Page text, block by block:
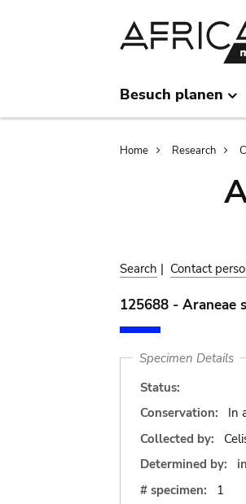
Besuch planen
Home Research
Search | Contact
125688 - Araneae
Specimen Details
Status:
Conservation:
In
Collected by:
Determined by:
in
# specimen:
1